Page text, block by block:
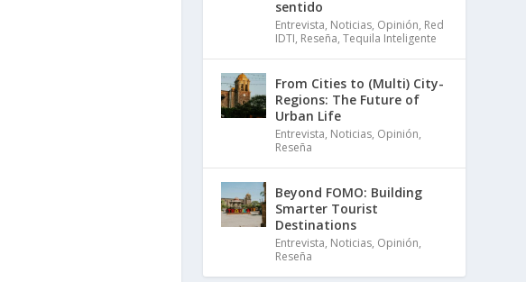
sentido
Entrevista, Noticias, Opinión, Red
IDTI, Reseña,Tequila Inteligente
From Cities to (Multi) City-
Regions: The Future of
Urban Life
Entrevista, Noticias, Opinión,
Reseña
Beyond FOMO: Building
Smarter Tourist
Destinations
Entrevista, Noticias, Opinión,
Reseña